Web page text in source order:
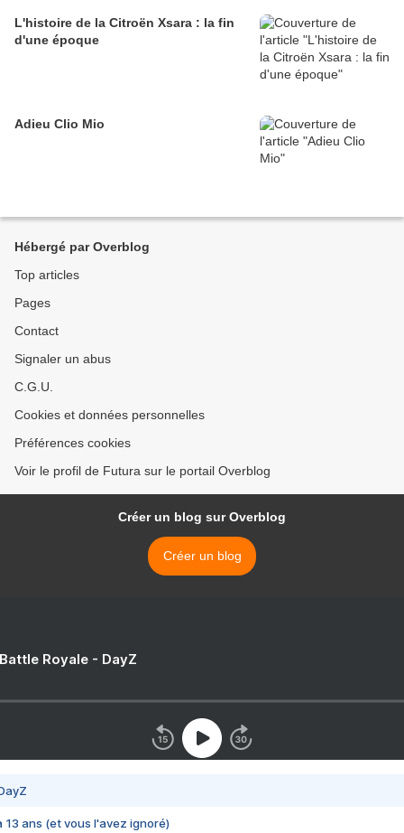
L'histoire de la Citroën Xsara : la fin
d'une époque
Adieu Clio Mio
Hébergé par Overblog
Top articles
Pages
Contact
Signaler un abus
C.G.U.
Cookies et données personnelles
Préférences cookies
Voir le profil de Futura sur le portail Overblog
Créer un blog sur Overblog
Créer un blog
Royale - DayZ
13 ans (et vous l'avez ignoré)